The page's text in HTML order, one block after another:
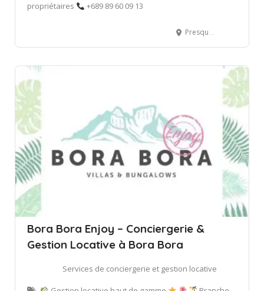
propriétaires
+689 89 60 09 13
Presqu'île de Tahiti, Polynésie Française
Bora Bora Enjoy – Conciergerie &
Gestion Locative à Bora Bora
Services de conciergerie et gestion locative